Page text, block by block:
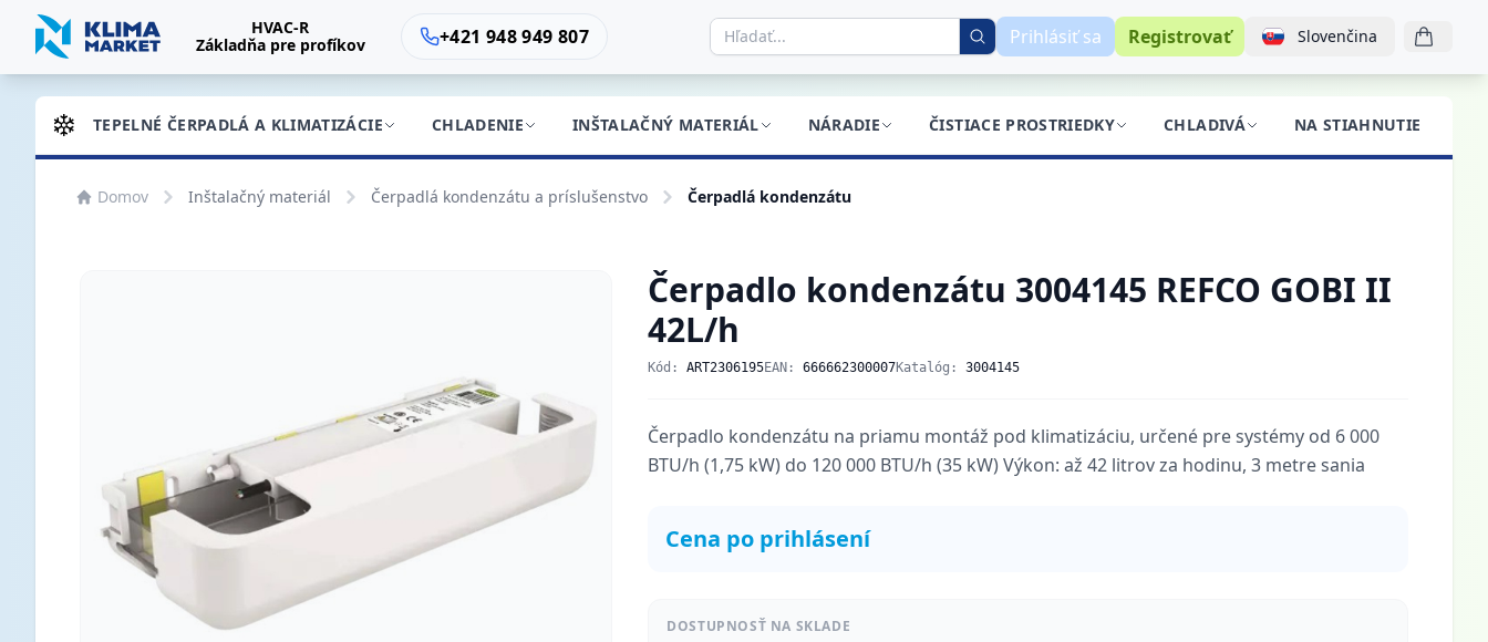
HVAC-R
Základňa pre profíkov
+421 948 949 807 Prihlásiť sa Registrovať Slovenčina
TEPELNÉ ČERPADLÁ A KLIMATIZÁCIE CHLADENIE INŠTALAČNÝ MATERIÁL NÁRADIE ČISTIACE PROSTRIEDKY CHLADIVÁ NA STIAHNUTIE
Domov Inštalačný materiál Čerpadlá kondenzátu a príslušenstvo Čerpadlá kondenzátu
Čerpadlo kondenzátu 3004145 REFCO GOBI II
42L/h
Kód:ART2306195EAN:666662300007Katalóg:3004145
Čerpadlo kondenzátu na priamu montáž pod klimatizáciu, určené pre systémy od 6 000
BTU/h (1,75 kW) do 120 000 BTU/h (35 kW) Výkon: až 42 litrov za hodinu, 3 metre sania
Cena po prihlásení
DOSTUPNOSŤ NA SKLADE